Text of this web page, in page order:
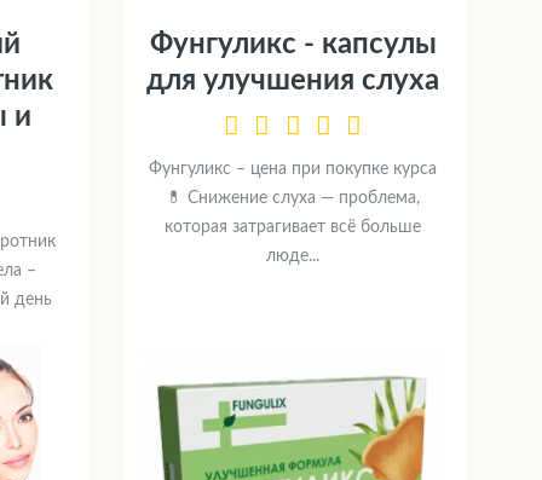
и
–
день
Фунгуликс - капсулы
для улучшения слуха
Фунгуликс – цена при покупке курса
💊 Снижение слуха — проблема,
которая затрагивает всё больше
люде...